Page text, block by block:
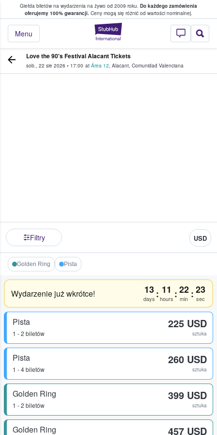
Giełda biletów na wydarzenia na żywo od 2009 roku. Do każdego zamówienia
oferujemy 100% gwarancji. Ceny mogą się różnić od wartości nominalnej.
StubHub —
Menu
w którym fani i kibice kupują i
Love the 90's Festival Alacant Tickets
sob., 22 sie 2026 • 17:00 at Área 12, Alacant, Comunidad Valenciana
Filtry USD
Golden Ring Pista
Wydarzenie już wkrótce! 13
days : 11
hours :22
min :23
sec
Pista
1 - 2 biletów
225 USD
sztuka
Pista
1 - 4 biletów
260 USD
sztuka
Golden Ring
1 - 2 biletów
399 USD
sztuka
Golden Ring 457 USD